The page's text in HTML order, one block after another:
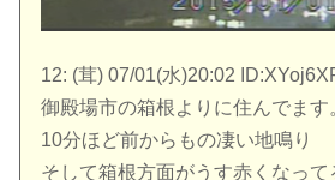
12: (茸) 07/01(水)20:02
御殿場市の箱根よりに住んでます
10分ほど前からもの凄い地鳴り
そして箱根方面がうす赤くなって